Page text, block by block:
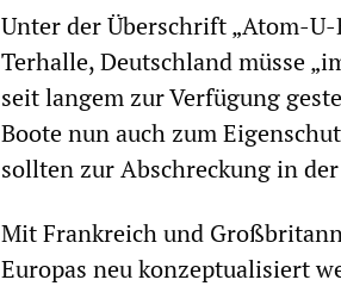
Unter der Überschrift „Atom-
Terhalle, Deutschland müsse
seit langem zur Verfügung
Boote nun auch zum
sollten zur Abschreckung in
Mit Frankreich und
Europas neu konzeptualisiert